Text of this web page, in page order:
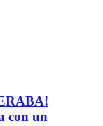
con un